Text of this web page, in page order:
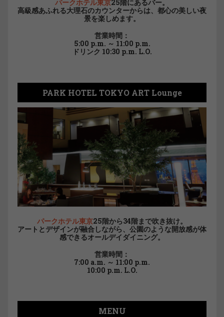
パークホテル東京25階にあるバー。
高級感あふれる大理石のカウンターからは、都心の美しい夜
景を楽しめます。
営業時間：
5:00 p.m. ～ 11:00 p.m.
ドリンク 10:30 p.m. L.O.
PARK HOTEL TOKYO ART Lounge
パークホテル東京25階から34階まで吹き抜け。
アートとデザインが融合しながら、公園のような開放感が体
感できるオールデイダイニング。
営業時間：
7:00 a.m. ～ 11:00 p.m.
10:00 p.m. L.O.
MENU